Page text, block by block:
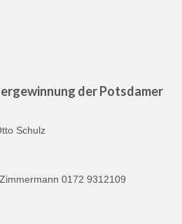
der Potsdamer
Schulz
0172 9312109